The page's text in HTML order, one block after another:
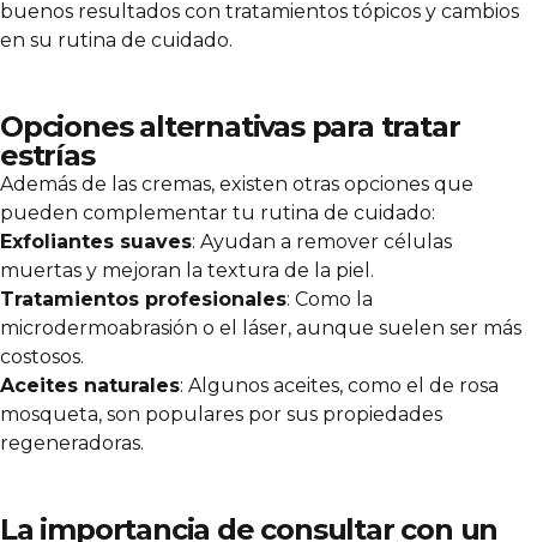
buenos resultados con tratamientos tópicos y cambios
en su rutina de cuidado.
Opciones alternativas para tratar
estrías
Además de las cremas, existen otras opciones que
pueden complementar tu rutina de cuidado:
Exfoliantes suaves: Ayudan a remover células
muertas y mejoran la textura de la piel.
Tratamientos profesionales: Como la
microdermoabrasión o el láser, aunque suelen ser más
costosos.
Aceites naturales: Algunos aceites, como el de rosa
mosqueta, son populares por sus propiedades
regeneradoras.
La importancia de consultar con un